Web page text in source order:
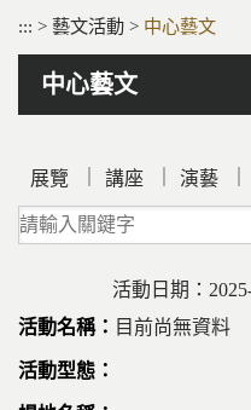
::: > 藝文活動 > 中心藝文
中心藝文
展覽 講座 演藝
請輸入關鍵字
活動日期：
目前尚無資料